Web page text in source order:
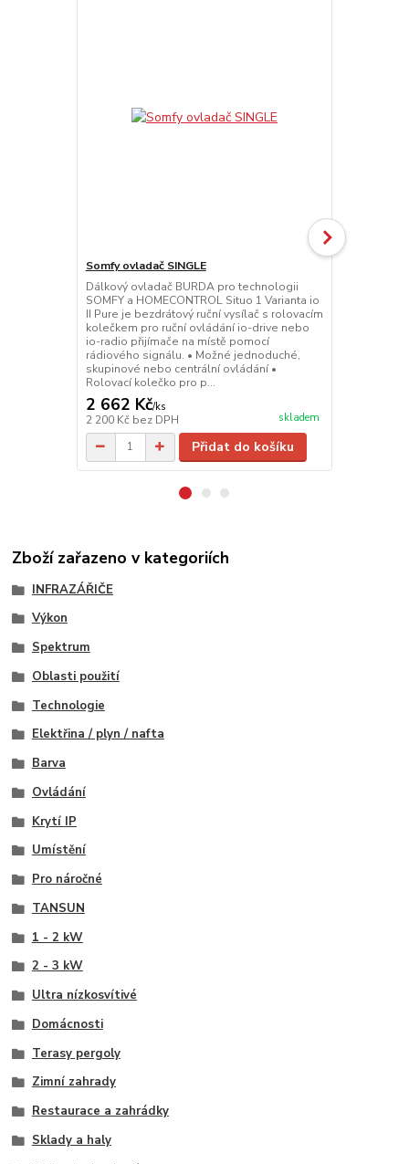
Somfy ovladač SINGLE
Dálkový ovladač BURDA pro technologii
SOMFY a HOMECONTROL Situo 1 Varianta io
II Pure je bezdrátový ruční vysílač s rolovacím
kolečkem pro ruční ovládání io-drive nebo
io-radio přijímače na místě pomocí
rádiového signálu. • Možné jednoduché,
skupinové nebo centrální ovládání •
Rolovací kolečko pro p...
2 662 Kč/ks
2 200 Kč bez DPH skladem
Přidat do košíku
Zboží zařazeno v kategoriích
INFRAZÁŘIČE
Výkon
Spektrum
Oblasti použití
Technologie
Elektřina / plyn / nafta
Barva
Ovládání
Krytí IP
Umístění
Pro náročné
TANSUN
1 - 2 kW
2 - 3 kW
Ultra nízkosvítivé
Domácnosti
Terasy pergoly
Zimní zahrady
Restaurace a zahrádky
Sklady a haly